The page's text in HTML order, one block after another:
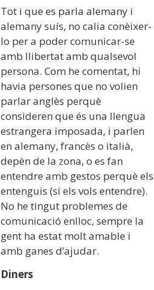
Tot i que es parla alemany i
alemany suís, no calia conèixer-
lo per a poder comunicar-se
amb llibertat amb qualsevol
persona. Com he comentat, hi
havia persones que no volien
parlar anglès perquè
consideren que és una llengua
estrangera imposada, i parlen
en alemany, francès o italià,
depèn de la zona, o es fan
entendre amb gestos perquè els
entenguis (si els vols entendre).
No he tingut problemes de
comunicació enlloc, sempre la
gent ha estat molt amable i
amb ganes d’ajudar.
Diners